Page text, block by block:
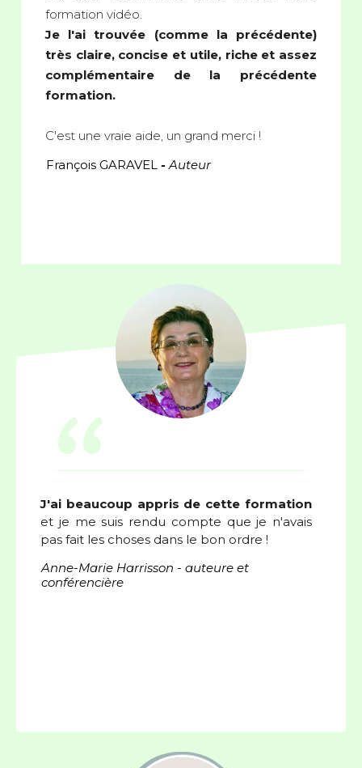
formation vidéo.
Je l'ai trouvée (comme la précédente)
très claire, concise et utile, riche et assez
complémentaire de la précédente
formation.
C'est une vraie aide, un grand merci !
François GARAVEL -Auteur
“
J'ai beaucoup appris de cette formation
et je me suis rendu compte que je n'avais
pas fait les choses dans le bon ordre !
Anne-Marie Harrisson - auteure et
conférencière